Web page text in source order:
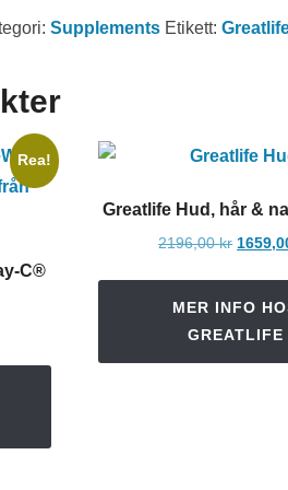
Supplements Etikett:
Rea!
C®
Greatlife Hud, hår &
2196,00kr Det
MER INFO
GREATLIFE